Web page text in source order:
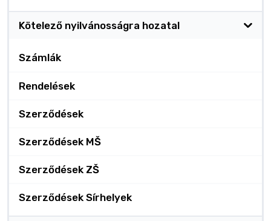
Kötelező nyilvánosságra hozatal
Számlák
Rendelések
Szerződések
Szerződések MŠ
Szerződések ZŠ
Szerződések Sírhelyek